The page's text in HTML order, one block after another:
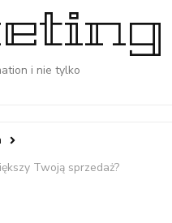
i nie tylko
Twoją sprzedaż?